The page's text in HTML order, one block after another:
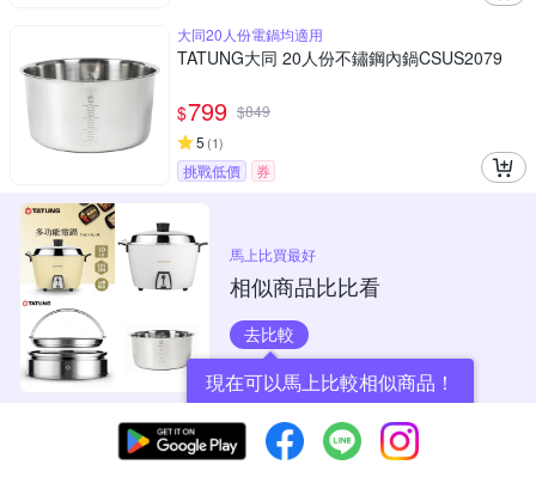
大同20人份電鍋均適用
TATUNG大同 20人份不鏽鋼內鍋CSUS2079
$799 $849
5 (1)
挑戰低價 券
馬上比買最好
相似商品比比看
去比較
現在可以馬上比較相似商品！